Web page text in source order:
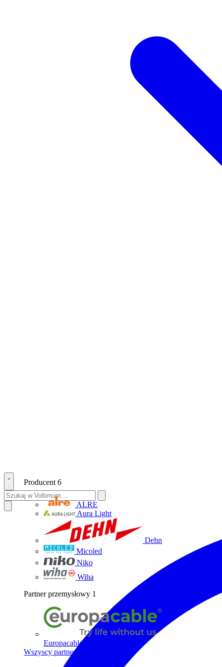
Producent 6
ALRE
Aura Light
Dehn
Micoled
Niko
Wiha
Partner przemysłowy 1
Europacable
Wszyscy partnerzy